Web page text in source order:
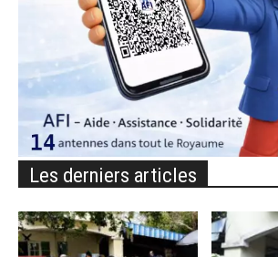
Les derniers articles